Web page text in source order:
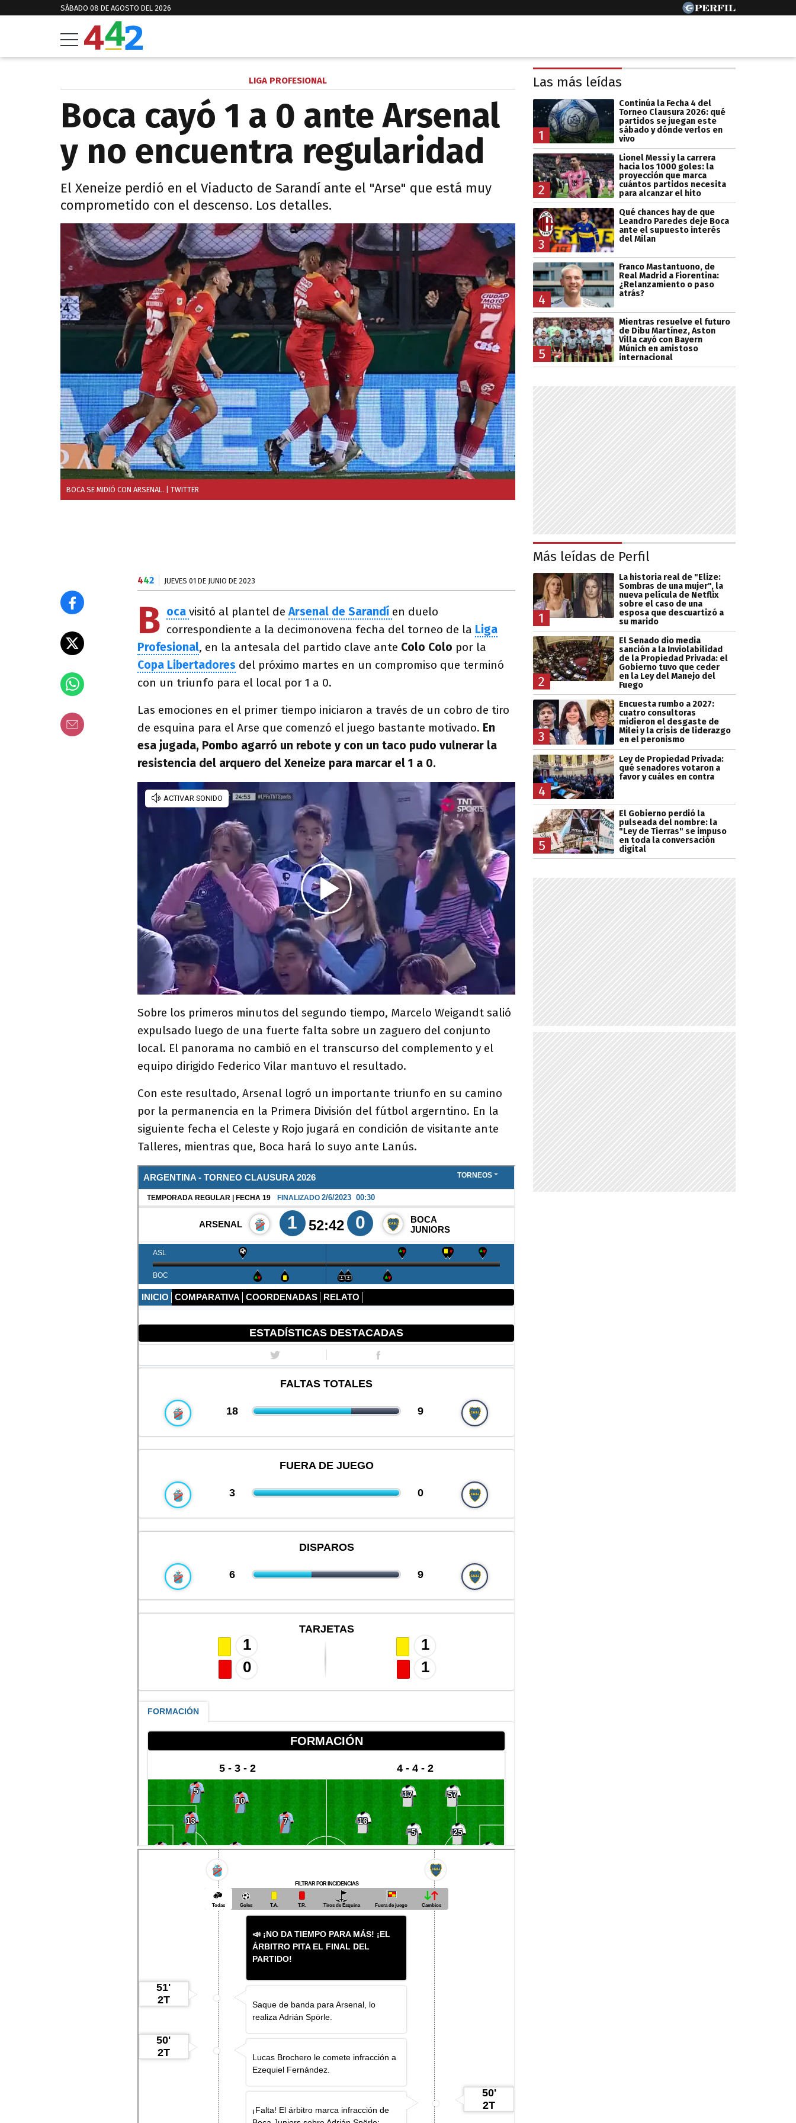
SÁBADO 08 DE AGOSTO DEL 2026
LIGA PROFESIONAL
Boca cayó 1 a 0 ante Arsenal
y no encuentra regularidad
El Xeneize perdió en el Viaducto de Sarandí ante el "Arse" que está muy
comprometido con el descenso. Los detalles.
BOCA SE MIDIÓ CON ARSENAL. | TWITTER
442 JUEVES 01 DE JUNIO DE 2023
B oca visitó al plantel deArsenal de Sarandí en duelo
correspondiente a la decimonovena fecha del torneo de la Liga
Profesional, en la antesala del partido clave ante Colo Colo por la
Copa Libertadores del próximo martes en un compromiso que terminó
con un triunfo para el local por 1 a 0.
Las emociones en el primer tiempo iniciaron a través de un cobro de tiro
de esquina para el Arse que comenzó el juego bastante motivado. En
esa jugada, Pombo agarró un rebote y con un taco pudo vulnerar la
resistencia del arquero del Xeneize para marcar el 1 a 0.
Sobre los primeros minutos del segundo tiempo, Marcelo Weigandt salió
expulsado luego de una fuerte falta sobre un zaguero del conjunto
local. El panorama no cambió en el transcurso del complemento y el
equipo dirigido Federico Vilar mantuvo el resultado.
Con este resultado, Arsenal logró un importante triunfo en su camino
por la permanencia en la Primera División del fútbol argerntino. En la
siguiente fecha el Celeste y Rojo jugará en condición de visitante ante
Talleres, mientras que, Boca hará lo suyo ante Lanús.
Las más leídas
1
Continúa la Fecha 4 del
Torneo Clausura 2026: qué
partidos se juegan este
sábado y dónde verlos en
vivo
2
Lionel Messi y la carrera
hacia los 1000 goles: la
proyección que marca
cuántos partidos necesita
para alcanzar el hito
3
Qué chances hay de que
Leandro Paredes deje Boca
ante el supuesto interés
del Milan
4
Franco Mastantuono, de
Real Madrid a Fiorentina:
¿Relanzamiento o paso
atrás?
5
Mientras resuelve el futuro
de Dibu Martínez, Aston
Villa cayó con Bayern
Múnich en amistoso
internacional
Más leídas de Perfil
1
La historia real de "Elize:
Sombras de una mujer", la
nueva película de Netflix
sobre el caso de una
esposa que descuartizó a
su marido
2
El Senado dio media
sanción a la Inviolabilidad
de la Propiedad Privada: el
Gobierno tuvo que ceder
en la Ley del Manejo del
Fuego
3
Encuesta rumbo a 2027:
cuatro consultoras
midieron el desgaste de
Milei y la crisis de liderazgo
en el peronismo
4
Ley de Propiedad Privada:
qué senadores votaron a
favor y cuáles en contra
5
El Gobierno perdió la
pulseada del nombre: la
"Ley de Tierras" se impuso
en toda la conversación
digital